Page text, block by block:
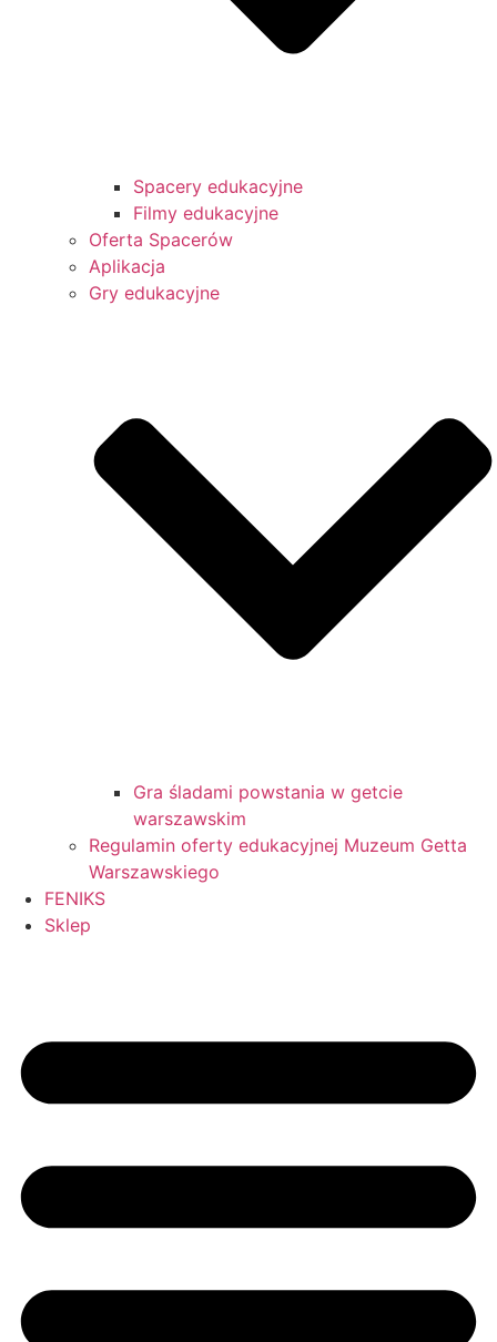
Spacery edukacyjne
Filmy edukacyjne
Oferta Spacerów
Aplikacja
Gry edukacyjne
Gra śladami powstania w getcie
warszawskim
Regulamin oferty edukacyjnej Muzeum Getta
Warszawskiego
FENIKS
Sklep